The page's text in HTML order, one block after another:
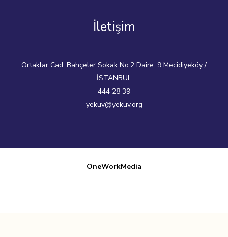
İletişim
Ortaklar Cad. Bahçeler Sokak No:2 Daire: 9 Mecidiyeköy /
İSTANBUL
444 28 39
yekuv@yekuv.org
OneWorkMedia